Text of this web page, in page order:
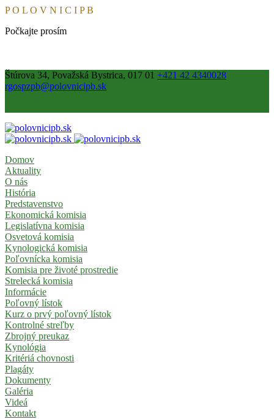
PO L O V N I C I PB
Počkajte prosím
Štúrova 34, Považská Bystrica, 017 01 +421 42 4340028
rgospzpb@polovnicipb.sk
Domov
Aktuality
O nás
História
Predstavenstvo
Ekonomická komisia
Legislatívna komisia
Osvetová komisia
Kynologická komisia
Poľovnícka komisia
Komisia pre životé prostredie
Strelecká komisia
Informácie
Poľovný lístok
Kurz o prvý poľovný lístok
Kontrolné streľby
Zbrojný preukaz
Kynológia
Kritériá chovnosti
Plagáty
Dokumenty
Galéria
Videá
Kontakt